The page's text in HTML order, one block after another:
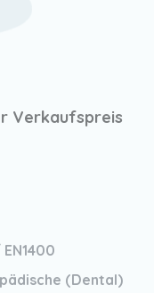
Verkaufspreis
(Dental)